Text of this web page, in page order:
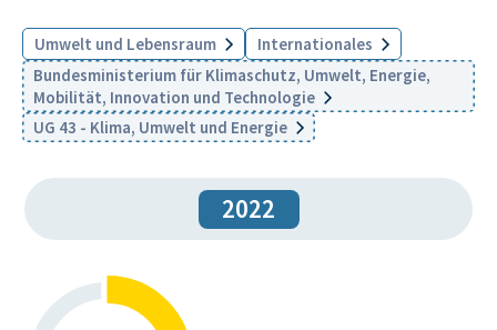
Umwelt und Lebensraum
Internationales
Bundesministerium für Klimaschutz, Umwelt, Energie,
Mobilität, Innovation und Technologie
UG 43 - Klima, Umwelt und Energie
2022